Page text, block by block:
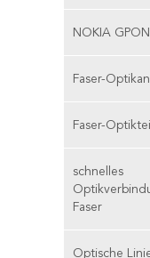
NOKIA
Faser-
Faser-
schnelles
Faser
Optische